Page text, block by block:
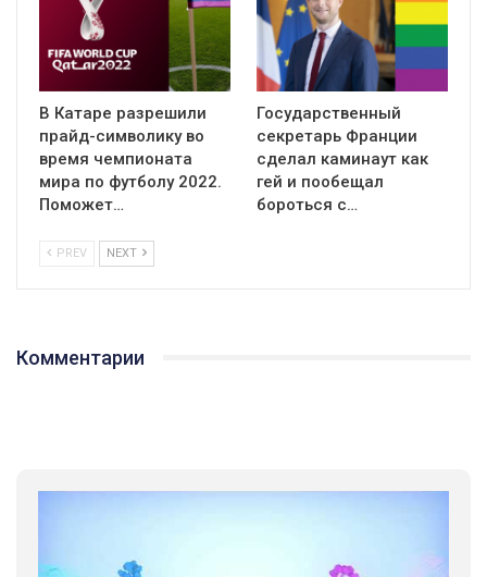
В Катаре разрешили
прайд-символику во
время чемпионата
мира по футболу 2022.
Поможет…
Государственный
секретарь Франции
сделал каминаут как
гей и пообещал
бороться с…
PREV NEXT
Комментарии